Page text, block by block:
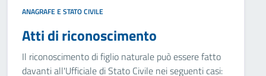
ANAGRAFE E STATO CIVILE
Atti di riconoscimento
Il riconoscimento di figlio naturale può essere fatto
davanti all'Ufficiale di Stato Civile nei seguenti casi: